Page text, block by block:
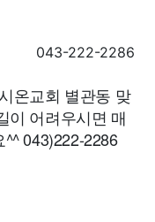
043-222-2286
온교회 별관동 맞
이 어려우시면 매
043)222-2286